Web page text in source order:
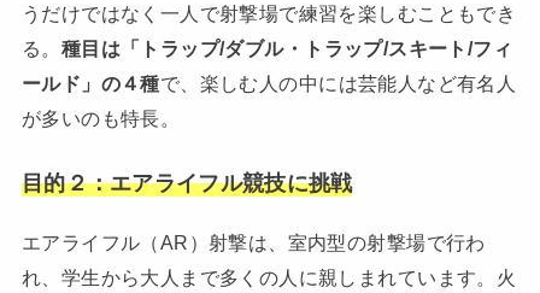
うだけではなく一人で射撃場で練習を楽しむこともでき
る。 種目は「トラップ/ダブル・トラップ/スキート/フィ
ールド」の４種で、楽しむ人の中には芸能人など有名人
が多いのも特長。
目的２：エアライフル競技に挑戦
エアライフル（AR）射撃は、室内型の射撃場で行わ
れ、学生から大人まで多くの人に親しまれています。火